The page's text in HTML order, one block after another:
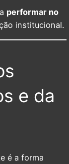
performar no
institucional.
e da
é a forma